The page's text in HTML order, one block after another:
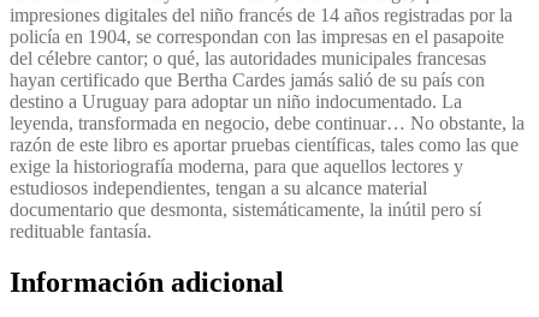
impresiones digitales del niño francés de 14 años registradas por la
policía en 1904, se correspondan con las impresas en el pasapoite
del célebre cantor; o qué, las autoridades municipales francesas
hayan certificado que Bertha Cardes jamás salió de su país con
destino a Uruguay para adoptar un niño indocumentado. La
leyenda, transformada en negocio, debe continuar… No obstante, la
razón de este libro es aportar pruebas científicas, tales como las que
exige la historiografía moderna, para que aquellos lectores y
estudiosos independientes, tengan a su alcance material
documentario que desmonta, sistemáticamente, la inútil pero sí
redituable fantasía.
Información adicional